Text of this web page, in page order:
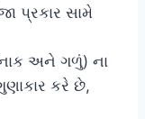
પ્રકાર સામે
અને ગળું) ના
કરે છે,